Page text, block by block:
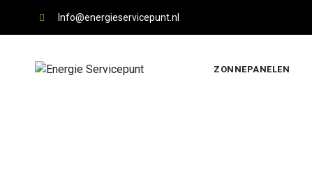
Info@energieservicepunt.nl
ZONNEPANELEN